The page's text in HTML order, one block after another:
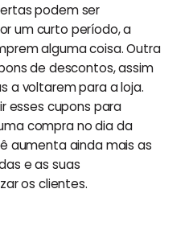
podem ser
um curto período, a
alguma coisa. Outra
de descontos, assim
a voltarem para a loja.
esses cupons para
compra no dia da
aumenta ainda mais as
e as suas
os clientes.